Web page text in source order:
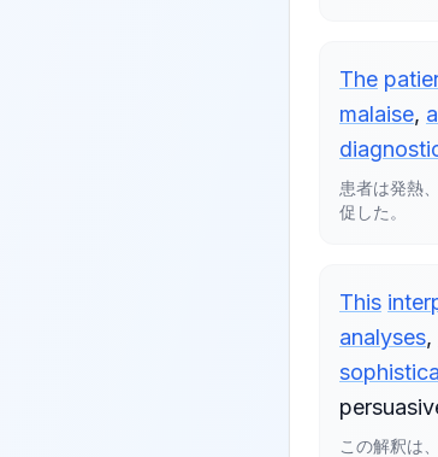
The
malaise,
患者は発熱
促した。
This
analyses,
この解釈は